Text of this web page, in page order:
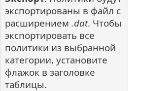
экспортированы в файл с
расширением .dat. Чтобы
экспортировать все
политики из выбранной
категории, установите
флажок в заголовке
таблицы.